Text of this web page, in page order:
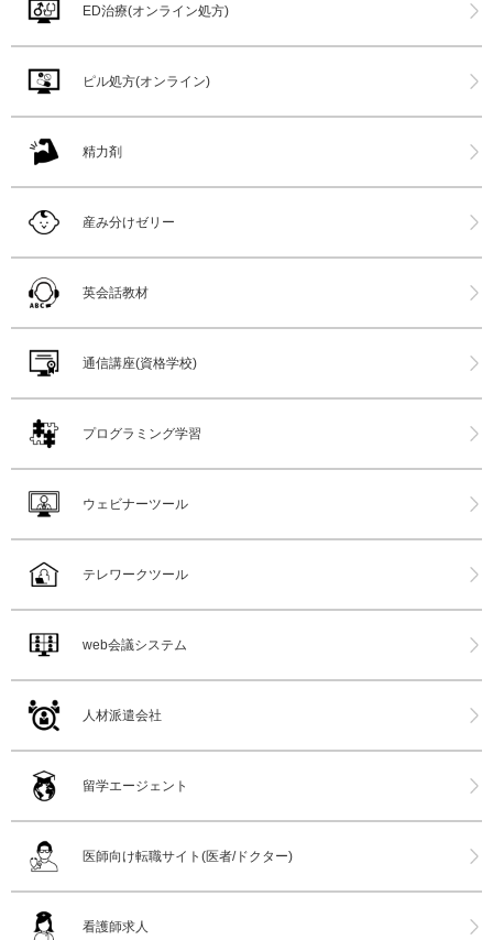
ED治療(オンライン処方)
ピル処方(オンライン)
精力剤
産み分けゼリー
英会話教材
通信講座(資格学校)
プログラミング学習
ウェビナーツール
テレワークツール
web会議システム
人材派遣会社
留学エージェント
医師向け転職サイト(医者/ドクター)
看護師求人